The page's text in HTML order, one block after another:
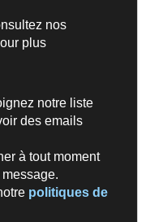
nos
plus
notre liste
des emails
à tout moment
politiques de